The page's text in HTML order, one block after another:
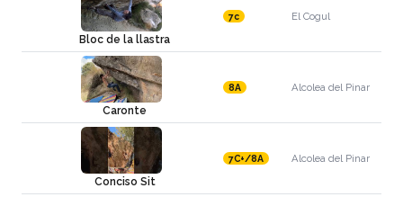
Bloc de la llastra
7c El Cogul
Caronte
8A Alcolea del Pinar
Conciso Sit
7C+/8A Alcolea del Pinar